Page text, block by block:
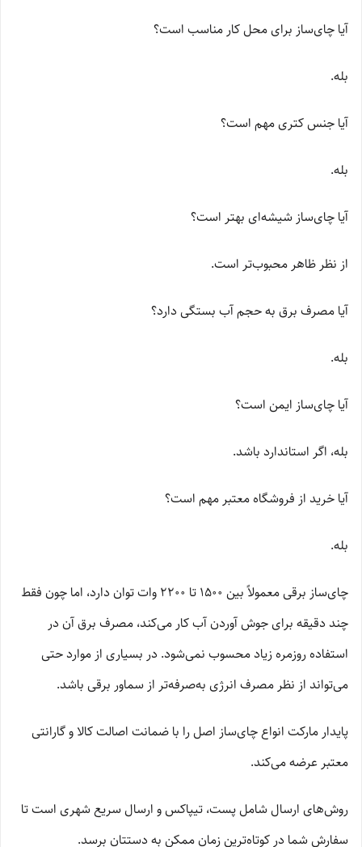
آیا چای‌ساز برای محل کار مناسب است؟
بله.
آیا جنس کتری مهم است؟
بله.
آیا چای‌ساز شیشه‌ای بهتر است؟
از نظر ظاهر محبوب‌تر است.
آیا مصرف برق به حجم آب بستگی دارد؟
بله.
آیا چای‌ساز ایمن است؟
بله، اگر استاندارد باشد.
آیا خرید از فروشگاه معتبر مهم است؟
بله.
چای‌ساز برقی معمولاً بین 1500 تا 2200 وات توان دارد، اما چون فقط
چند دقیقه برای جوش آوردن آب کار می‌کند، مصرف برق آن در
استفاده روزمره زیاد محسوب نمی‌شود. در بسیاری از موارد حتی
می‌تواند از نظر مصرف انرژی به‌صرفه‌تر از سماور برقی باشد.
پایدار مارکت انواع چای‌ساز اصل را با ضمانت اصالت کالا و گارانتی
معتبر عرضه می‌کند.
روش‌های ارسال شامل پست، تیپاکس و ارسال سریع شهری است تا
سفارش شما در کوتاه‌ترین زمان ممکن به دستتان برسد.